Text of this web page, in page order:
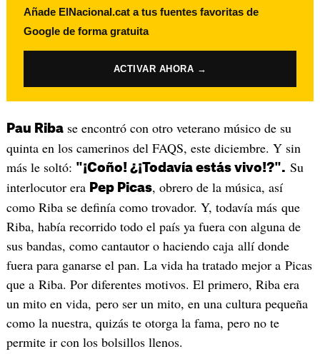
Añade ElNacional.cat a tus fuentes favoritas de
Google de forma gratuita
ACTIVAR AHORA →
Pau Ribase encontró con otro veterano músico de su
quinta en los camerinos del FAQS, este diciembre. Y sin
más le soltó: "¡Coño! ¿¡Todavía estás vivo!?". Su
interlocutor era Pep Picas, obrero de la música, así
como Riba se definía como trovador. Y, todavía más que
Riba, había recorrido todo el país ya fuera con alguna de
sus bandas, como cantautor o haciendo caja allí donde
fuera para ganarse el pan. La vida ha tratado mejor a Picas
que a Riba. Por diferentes motivos. El primero, Riba era
un mito en vida, pero ser un mito, en una cultura pequeña
como la nuestra, quizás te otorga la fama, pero no te
permite ir con los bolsillos llenos.